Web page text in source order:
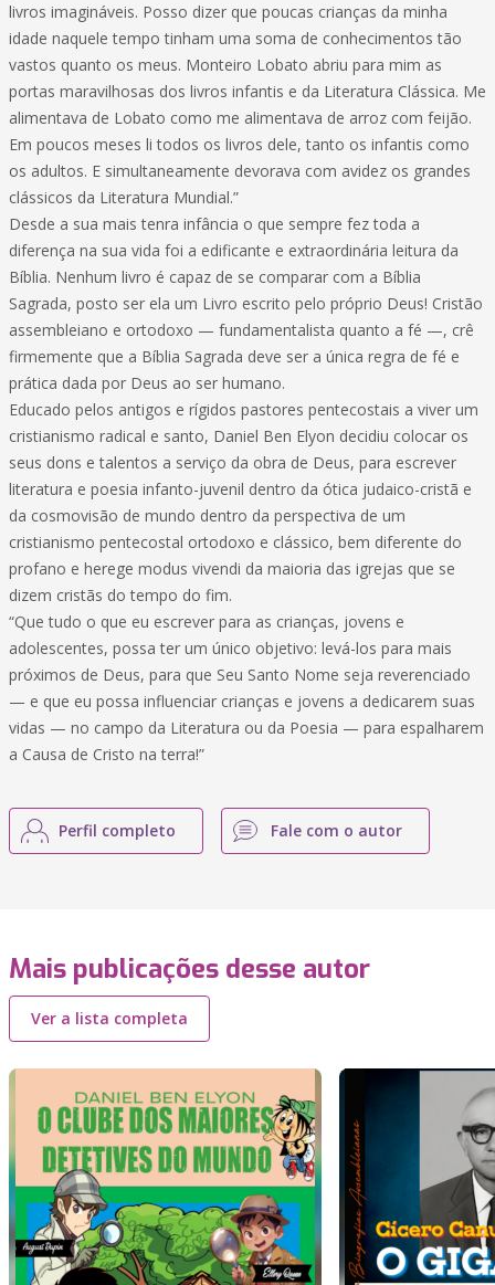
livros imagináveis. Posso dizer que poucas crianças da minha
idade naquele tempo tinham uma soma de conhecimentos tão
vastos quanto os meus. Monteiro Lobato abriu para mim as
portas maravilhosas dos livros infantis e da Literatura Clássica. Me
alimentava de Lobato como me alimentava de arroz com feijão.
Em poucos meses li todos os livros dele, tanto os infantis como
os adultos. E simultaneamente devorava com avidez os grandes
clássicos da Literatura Mundial.”
Desde a sua mais tenra infância o que sempre fez toda a
diferença na sua vida foi a edificante e extraordinária leitura da
Bíblia. Nenhum livro é capaz de se comparar com a Bíblia
Sagrada, posto ser ela um Livro escrito pelo próprio Deus! Cristão
assembleiano e ortodoxo — fundamentalista quanto a fé —, crê
firmemente que a Bíblia Sagrada deve ser a única regra de fé e
prática dada por Deus ao ser humano.
Educado pelos antigos e rígidos pastores pentecostais a viver um
cristianismo radical e santo, Daniel Ben Elyon decidiu colocar os
seus dons e talentos a serviço da obra de Deus, para escrever
literatura e poesia infanto-juvenil dentro da ótica judaico-cristã e
da cosmovisão de mundo dentro da perspectiva de um
cristianismo pentecostal ortodoxo e clássico, bem diferente do
profano e herege modus vivendi da maioria das igrejas que se
dizem cristãs do tempo do fim.
“Que tudo o que eu escrever para as crianças, jovens e
adolescentes, possa ter um único objetivo: levá-los para mais
próximos de Deus, para que Seu Santo Nome seja reverenciado
— e que eu possa influenciar crianças e jovens a dedicarem suas
vidas — no campo da Literatura ou da Poesia — para espalharem
a Causa de Cristo na terra!”
Perfil completo Fale com o autor
Mais publicações desse autor
Ver a lista completa